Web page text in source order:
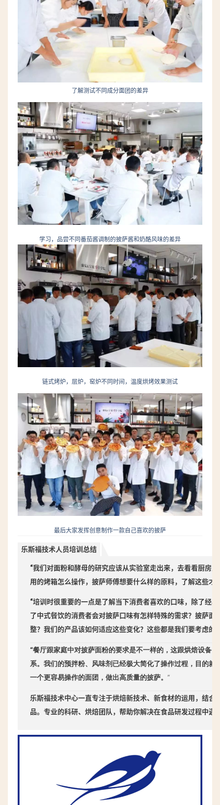
了解测试不同成分面团的差异
学习，品尝不同番茄酱调制的披萨酱和奶酪风味的差异
链式烤炉，层炉，窑炉不同时间，温度烘烤效果测试
最后大家发挥创意制作一款自己喜欢的披萨
乐斯福技术人员培训总结
“我们对面粉和酵母的研究应该从实验室走出来，去看看厨房
用的烤箱怎么操作，披萨师傅想要什么样的原料，了解这些才
“培训时很重要的一点是了解当下消费者喜欢的口味，除了经
了中式餐饮的消费者会对披萨口味有怎样特殊的需求？ 披萨面
整？ 我们的产品该如何适应这些变化？ 这些都是我们要考虑的
“餐厅跟家庭中对披萨面粉的要求是不一样的，这跟烘焙设备
系。 我们的预拌粉、风味剂已经极大简化了操作过程，目的就
一个更容易操作的面团，做出高质量的披萨。 ”
乐斯福技术中心一直专注于烘焙新技术、新食材的运用，结合
品。专业的科研、烘焙团队，帮助你解决在食品研发过程中遇